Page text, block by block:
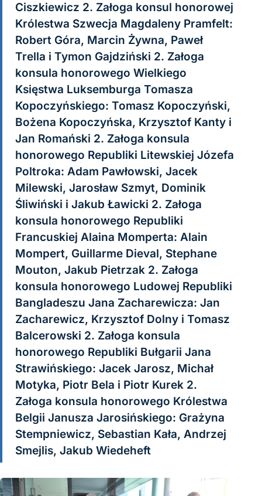
Ciszkiewicz 2. Załoga konsul honorowej
Królestwa Szwecja Magdaleny Pramfelt:
Robert Góra, Marcin Żywna, Paweł
Trella i Tymon Gajdziński 2. Załoga
konsula honorowego Wielkiego
Księstwa Luksemburga Tomasza
Kopoczyńskiego: Tomasz Kopoczyński,
Bożena Kopoczyńska, Krzysztof Kanty i
Jan Romański 2. Załoga konsula
honorowego Republiki Litewskiej Józefa
Poltroka: Adam Pawłowski, Jacek
Milewski, Jarosław Szmyt, Dominik
Śliwiński i Jakub Ławicki 2. Załoga
konsula honorowego Republiki
Francuskiej Alaina Momperta: Alain
Mompert, Guillarme Dieval, Stephane
Mouton, Jakub Pietrzak 2. Załoga
konsula honorowego Ludowej Republiki
Bangladeszu Jana Zacharewicza: Jan
Zacharewicz, Krzysztof Dolny i Tomasz
Balcerowski 2. Załoga konsula
honorowego Republiki Bułgarii Jana
Strawińskiego: Jacek Jarosz, Michał
Motyka, Piotr Bela i Piotr Kurek 2.
Załoga konsula honorowego Królestwa
Belgii Janusza Jarosińskiego: Grażyna
Stempniewicz, Sebastian Kała, Andrzej
Smejlis, Jakub Wiedeheft